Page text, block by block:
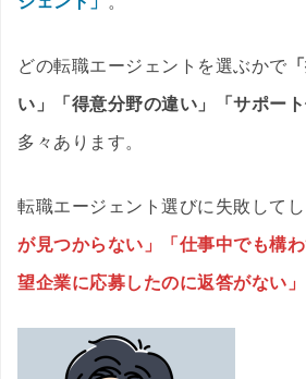
どの転職エージェントを選ぶかで
い」「得意分野の違い」「サポート
多々あります。
転職エージェント選びに失敗してし
が見つからない」「仕事中でも構
望企業に応募したのに返答がない」